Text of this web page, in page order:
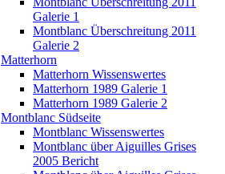
Galerie 1
Montblanc Überschreitung 2011
Galerie 2
Matterhorn
Matterhorn Wissenswertes
Matterhorn 1989 Galerie 1
Matterhorn 1989 Galerie 2
Montblanc Südseite
Montblanc Wissenswertes
Montblanc über Aiguilles Grises
2005 Bericht